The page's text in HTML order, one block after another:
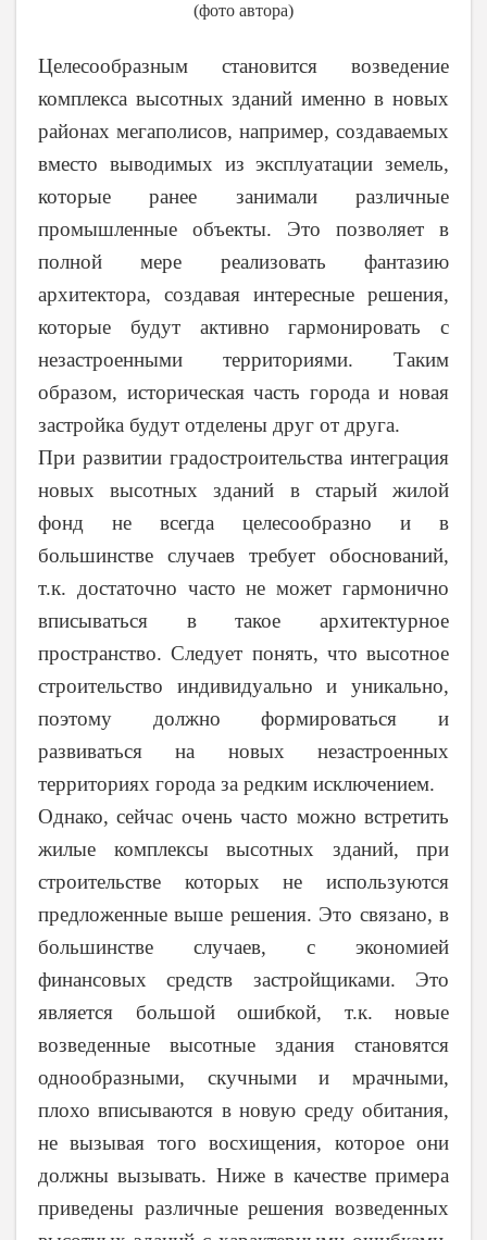
(фото автора)
Целесообразным становится возведение
комплекса высотных зданий именно в новых
районах мегаполисов, например, создаваемых
вместо выводимых из эксплуатации земель,
которые ранее занимали различные
промышленные объекты. Это позволяет в
полной мере реализовать фантазию
архитектора, создавая интересные решения,
которые будут активно гармонировать с
незастроенными территориями. Таким
образом, историческая часть города и новая
застройка будут отделены друг от друга.
При развитии градостроительства интеграция
новых высотных зданий в старый жилой
фонд не всегда целесообразно и в
большинстве случаев требует обоснований,
т.к. достаточно часто не может гармонично
вписываться в такое архитектурное
пространство. Следует понять, что высотное
строительство индивидуально и уникально,
поэтому должно формироваться и
развиваться на новых незастроенных
территориях города за редким исключением.
Однако, сейчас очень часто можно встретить
жилые комплексы высотных зданий, при
строительстве которых не используются
предложенные выше решения. Это связано, в
большинстве случаев, с экономией
финансовых средств застройщиками. Это
является большой ошибкой, т.к. новые
возведенные высотные здания становятся
однообразными, скучными и мрачными,
плохо вписываются в новую среду обитания,
не вызывая того восхищения, которое они
должны вызывать. Ниже в качестве примера
приведены различные решения возведенных